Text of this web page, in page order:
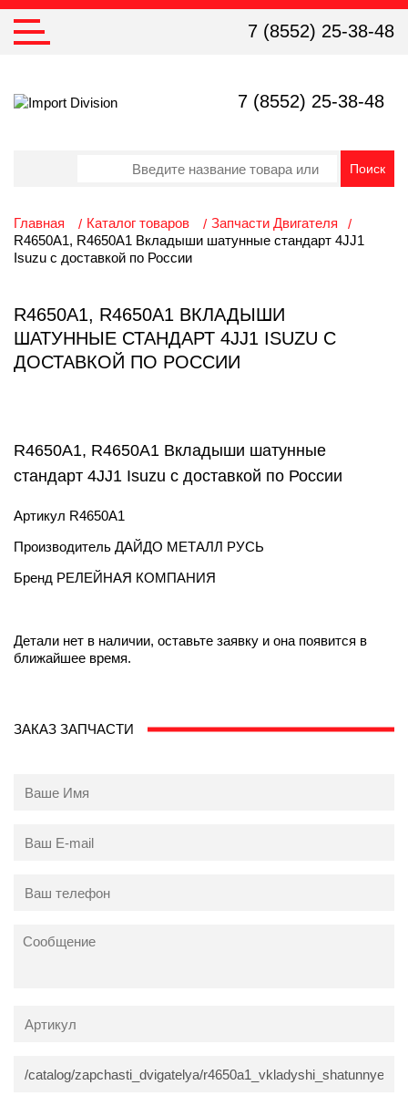
7 (8552) 25-38-48
7 (8552) 25-38-48
Главная Каталог товаров
Запчасти Двигателя
R4650A1, R4650A1 Вкладыши шатунные стандарт 4JJ1
Isuzu с доставкой по России
R4650A1, R4650A1 ВКЛАДЫШИ
ШАТУННЫЕ СТАНДАРТ 4JJ1 ISUZU С
ДОСТАВКОЙ ПО РОССИИ
R4650A1, R4650A1 Вкладыши шатунные
стандарт 4JJ1 Isuzu с доставкой по России
Артикул R4650A1
Производитель ДАЙДО МЕТАЛЛ РУСЬ
Бренд РЕЛЕЙНАЯ КОМПАНИЯ
Детали нет в наличии, оставьте заявку и она появится в
ближайшее время.
ЗАКАЗ ЗАПЧАСТИ